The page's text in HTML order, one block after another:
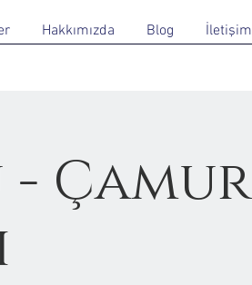
Hakkımızda Blog İletişim
Çamur